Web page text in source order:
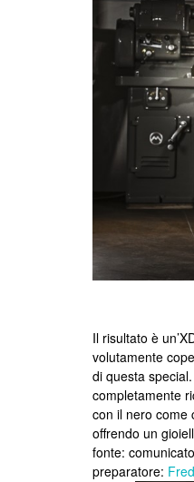
Il risultato è
volutamente
di questa
completamente
con il nero come
offrendo un
fonte:
preparatore: